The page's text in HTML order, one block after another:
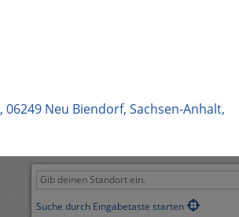
, 06249 Neu Biendorf, Sachsen-Anhalt,
Suche durch Eingabetaste starten